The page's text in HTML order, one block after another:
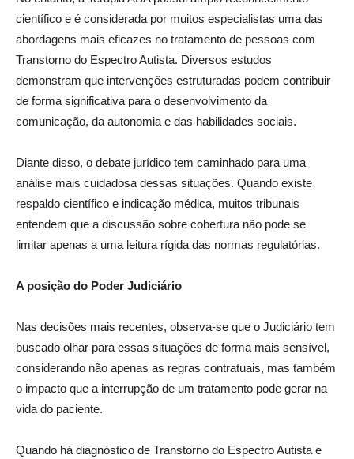
científico e é considerada por muitos especialistas uma das
abordagens mais eficazes no tratamento de pessoas com
Transtorno do Espectro Autista. Diversos estudos
demonstram que intervenções estruturadas podem contribuir
de forma significativa para o desenvolvimento da
comunicação, da autonomia e das habilidades sociais.
Diante disso, o debate jurídico tem caminhado para uma
análise mais cuidadosa dessas situações. Quando existe
respaldo científico e indicação médica, muitos tribunais
entendem que a discussão sobre cobertura não pode se
limitar apenas a uma leitura rígida das normas regulatórias.
A posição do Poder Judiciário
Nas decisões mais recentes, observa-se que o Judiciário tem
buscado olhar para essas situações de forma mais sensível,
considerando não apenas as regras contratuais, mas também
o impacto que a interrupção de um tratamento pode gerar na
vida do paciente.
Quando há diagnóstico de Transtorno do Espectro Autista e